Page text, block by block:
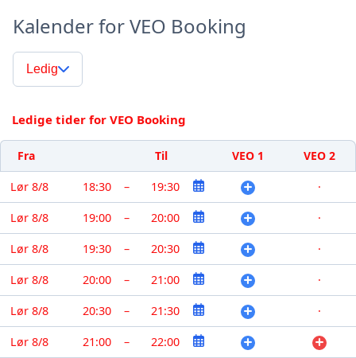
Kalender for VEO Booking
Ledig
Ledige tider for VEO Booking
Fra Til VEO 1 VEO 2
Lør 8/8 18:30 – 19:30 ·
Lør 8/8 19:00 – 20:00 ·
Lør 8/8 19:30 – 20:30 ·
Lør 8/8 20:00 – 21:00 ·
Lør 8/8 20:30 – 21:30 ·
Lør 8/8 21:00 – 22:00